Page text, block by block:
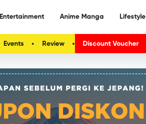
Entertainment Anime Manga Lifestyle
Events Review Discount Voucher